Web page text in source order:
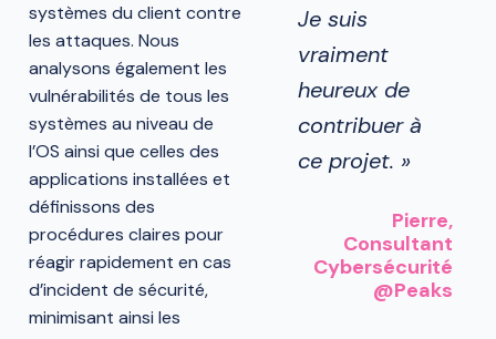
systèmes du client contre
les attaques. Nous
analysons également les
vulnérabilités de tous les
systèmes au niveau de
l’OS ainsi que celles des
applications installées et
définissons des
procédures claires pour
réagir rapidement en cas
d’incident de sécurité,
minimisant ainsi les
Je suis
vraiment
heureux de
contribuer à
ce projet. »
Pierre,
Consultant
Cybersécurité
@Peaks